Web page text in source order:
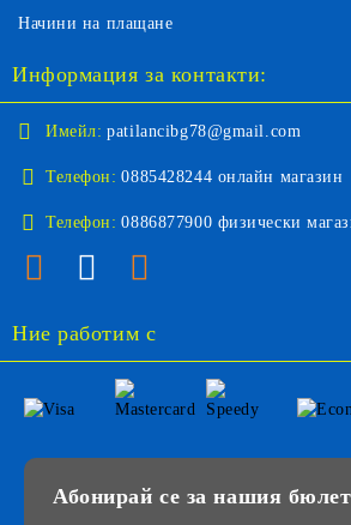
Начини на плащане
Информация за контакти:
Имейл: patilancibg78@gmail.com
Телефон: 0885428244 онлайн магазин
Телефон: 0886877900 физически
Ние работим с
Абонирай се за нашия